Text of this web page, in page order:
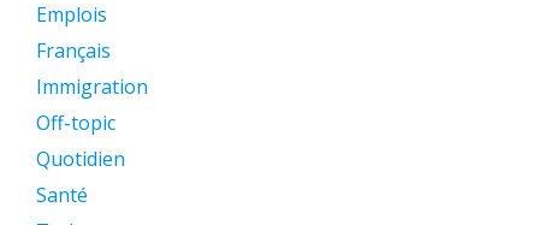
Emplois
Français
Immigration
Off-topic
Quotidien
Santé